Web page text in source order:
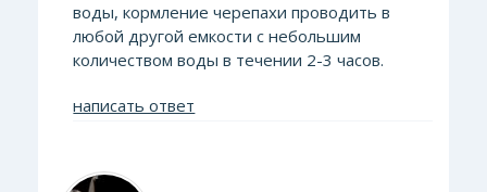
воды, кормление черепахи проводить в
любой другой емкости с небольшим
количеством воды в течении 2-3 часов.
написать ответ